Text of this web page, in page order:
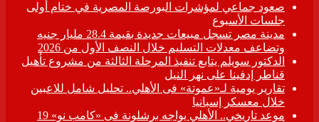
صعود جماعي لمؤشرات البورصة المصرية في ختام أولى
جلسات الأسبوع
مدينة مصر تسجل مبيعات جديدة بقيمة 28.4 مليار جنيه
وتضاعف معدلات التسليم خلال النصف الأول من 2026
الدكتور سويلم يتابع تنفيذ المرحلة الثالثة من مشروع تأهيل
قناطر إدفينا على نهر النيل
تقارير يومية لـ«عموتة» فى الأهلي.. تحليل شامل للاعبين
خلال معسكر إسبانيا
موعد تاريخي.. الأهلي يواجه برشلونة فى «كامب نو» 19